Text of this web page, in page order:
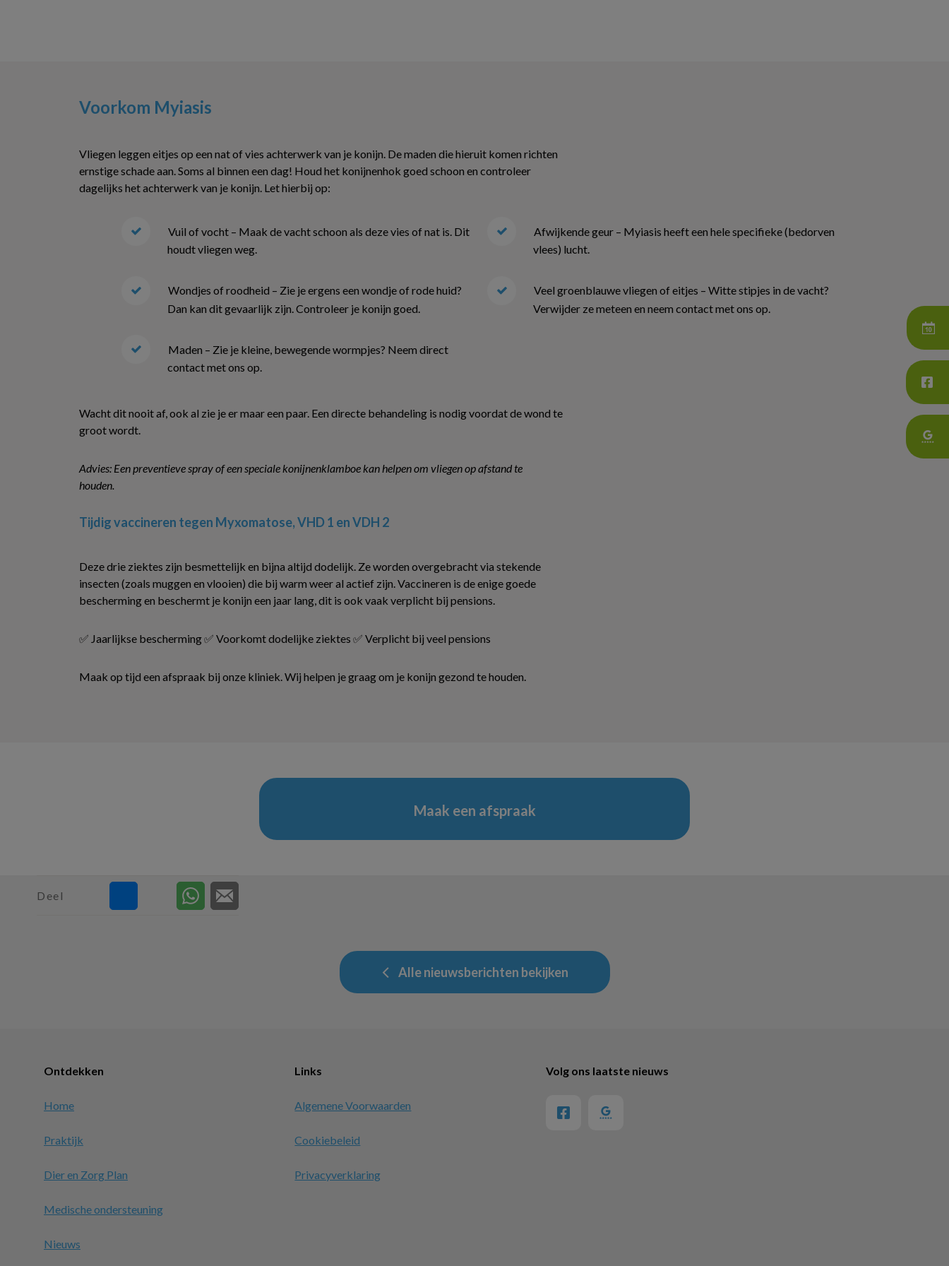
Voorkom Myiasis
Vliegen leggen eitjes op een nat of vies achterwerk van je konijn. De maden die hieruit komen richten
ernstige schade aan. Soms al binnen een dag! Houd het konijnenhok goed schoon en controleer
dagelijks het achterwerk van je konijn. Let hierbij op:
Vuil of vocht – Maak de vacht schoon als deze vies of nat is. Dit
houdt vliegen weg.
Afwijkende geur – Myiasis heeft een hele specifieke (bedorven
vlees) lucht.
Wondjes of roodheid – Zie je ergens een wondje of rode huid?
Dan kan dit gevaarlijk zijn. Controleer je konijn goed.
Veel groenblauwe vliegen of eitjes – Witte stipjes in de vacht?
Verwijder ze meteen en neem contact met ons op.
Maden – Zie je kleine, bewegende wormpjes? Neem direct
contact met ons op.
Wacht dit nooit af, ook al zie je er maar een paar. Een directe behandeling is nodig voordat de wond te
groot wordt.
Advies: Een preventieve spray of een speciale konijnenklamboe kan helpen om vliegen op afstand te
houden.
Tijdig vaccineren tegen Myxomatose, VHD 1 en VDH 2
Deze drie ziektes zijn besmettelijk en bijna altijd dodelijk. Ze worden overgebracht via stekende
insecten (zoals muggen en vlooien) die bij warm weer al actief zijn. Vaccineren is de enige goede
bescherming en beschermt je konijn een jaar lang, dit is ook vaak verplicht bij pensions.
✅ Jaarlijkse bescherming ✅ Voorkomt dodelijke ziektes ✅ Verplicht bij veel pensions
Maak op tijd een afspraak bij onze kliniek. Wij helpen je graag om je konijn gezond te houden.
Maak een afspraak
Deel
Alle nieuwsberichten bekijken
Ontdekken
Home
Praktijk
Dier en Zorg Plan
Medische ondersteuning
Nieuws
Links
Algemene Voorwaarden
Cookiebeleid
Privacyverklaring
Volg ons laatste nieuws